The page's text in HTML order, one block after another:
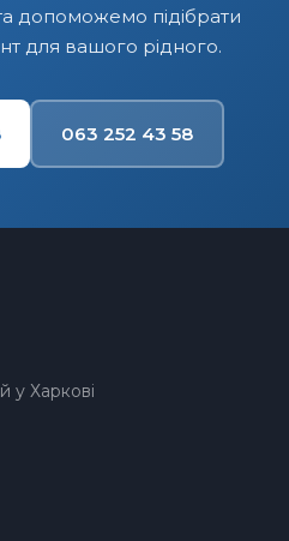
допоможемо підібрати
для вашого рідного.
063 252 43 58
у Харкові